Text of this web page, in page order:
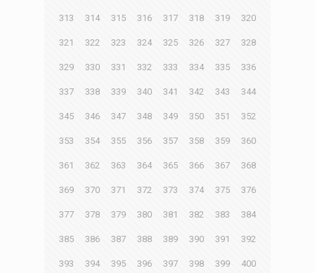
313 314 315 316 317 318 319 320
321 322 323 324 325 326 327 328
329 330 331 332 333 334 335 336
337 338 339 340 341 342 343 344
345 346 347 348 349 350 351 352
353 354 355 356 357 358 359 360
361 362 363 364 365 366 367 368
369 370 371 372 373 374 375 376
377 378 379 380 381 382 383 384
385 386 387 388 389 390 391 392
393 394 395 396 397 398 399 400